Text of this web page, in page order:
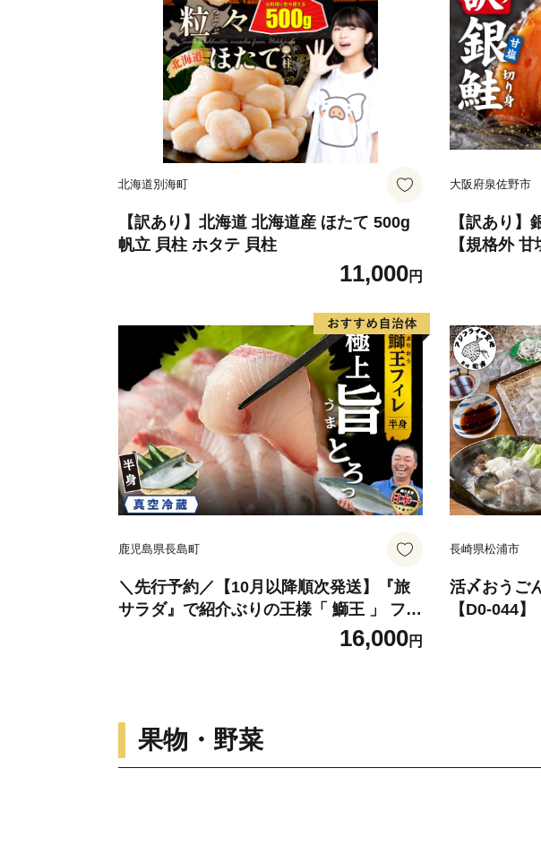
北海道別海町
【訳あり】北海道 北海道産 ほたて 500g
帆立 貝柱 ホタテ 貝柱
11,000円
大阪府泉佐野市
【訳あり
【規格外
しゃけ お
鹿児島県長島町
＼先行予約／【10月以降順次発送】『旅
サラダ』で紹介ぶりの王様「 鰤王 」 フィ
レ 半身 フィレ1枚 産地直送 新鮮 旨味が
抜群の 長島町 特産品 ブランド ぶり 鰤 ブ
A】jfa-1629R8
16,000円
長崎県松浦市
活〆おうご
【D0-044】
果物・野菜